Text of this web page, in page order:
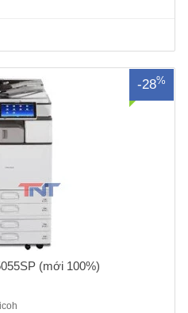
-28%
với tốc độ 50 trang/p..
(mới 100%)
máy mới 100% Mới 100%,